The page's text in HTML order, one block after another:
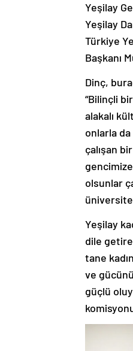
Yeşilay
Yeşilay
Türkiye
Başkanı
Dinç,
“Bilinçli
alakalı
onlarla
çalışan
olsunlar
Yeşilay
dile
tane
ve
güçlü